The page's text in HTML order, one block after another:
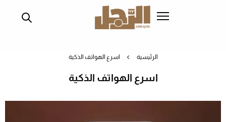
الرئيسية اسرع الهواتف الذكية
اسرع الهواتف الذكية